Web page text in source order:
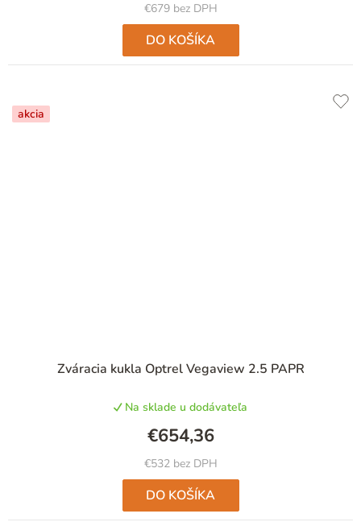
€679 bez DPH
DO KOŠÍKA
akcia
Zváracia kukla Optrel Vegaview 2.5 PAPR
Na sklade u dodávateľa
€532 bez DPH
€654,36
DO KOŠÍKA